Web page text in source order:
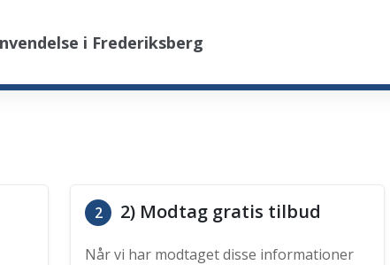
i Frederiksberg
2 2) Modtag gratis tilbud
Når vi har modtaget disse informationer